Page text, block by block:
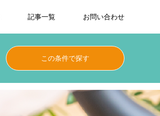
記事一覧 お問い合わせ